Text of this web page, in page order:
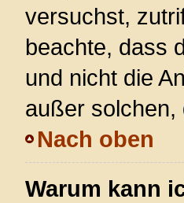
versuchst,
beachte, dass
und nicht die
außer solchen,
Nach oben
Warum kann